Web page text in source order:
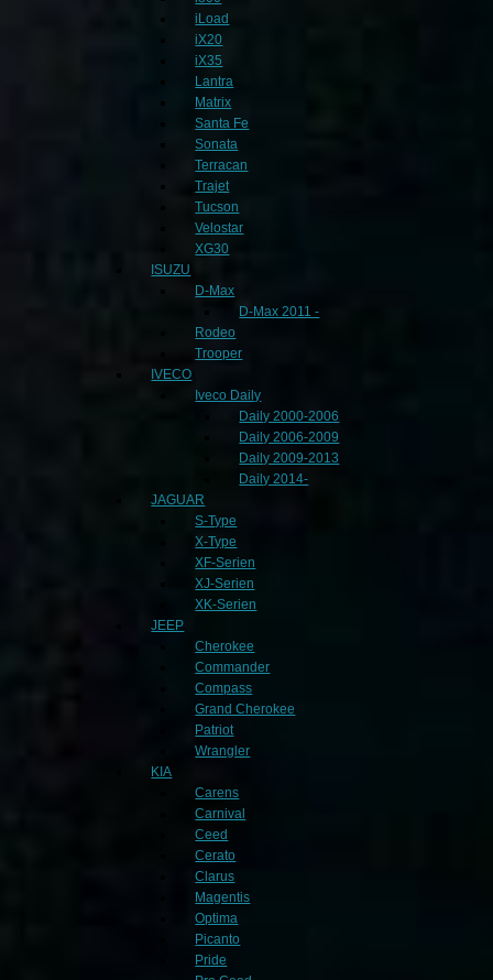
iLoad
iX20
iX35
Lantra
Matrix
Santa Fe
Sonata
Terracan
Trajet
Tucson
Velostar
XG30
ISUZU
D-Max
D-Max 2011 -
Rodeo
Trooper
IVECO
Iveco Daily
Daily 2000-2006
Daily 2006-2009
Daily 2009-2013
Daily 2014-
JAGUAR
S-Type
X-Type
XF-Serien
XJ-Serien
XK-Serien
JEEP
Cherokee
Commander
Compass
Grand Cherokee
Patriot
Wrangler
KIA
Carens
Carnival
Ceed
Cerato
Clarus
Magentis
Optima
Picanto
Pride